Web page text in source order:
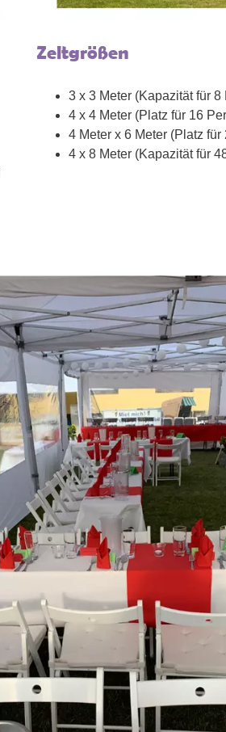
Zeltgrößen
3 x 3 Meter (Kapazität für 8
4 x 4 Meter (Platz für 16
4 Meter x 6 Meter (Platz für
4 x 8 Meter (Kapazität für